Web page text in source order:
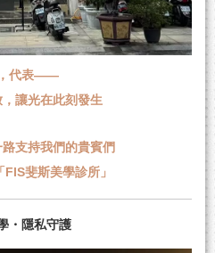
代表——
讓光在此刻發生
支持我們的貴賓們
斐斯美學診所」
・隱私守護